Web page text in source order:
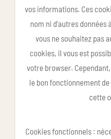
vos informations. Ces
nom ni d'autres données
vous ne souhaitez pas
cookies, il vous est
votre browser.
le bon fonctionnement
cette
Cookies fonctionnels :